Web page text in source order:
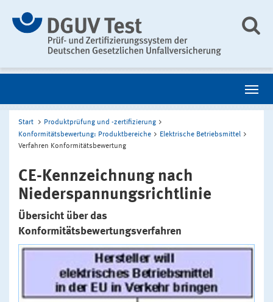
Start
Produktprüfung und -zertifizierung
Konformitätsbewertung: Produktbereiche
Elektrische Betriebsmittel
Verfahren Konformitätsbewertung
CE-Kennzeichnung nach
Niederspannungsrichtlinie
Übersicht über das
Konformitätsbewertungsverfahren